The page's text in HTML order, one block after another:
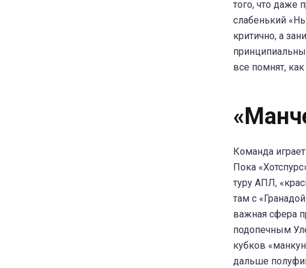
того, что даже
слабенький
критично, а
все помнят,
Команда
Пока
туру АПЛ,
там с
важная сфера
подопечным
кубков
дальше